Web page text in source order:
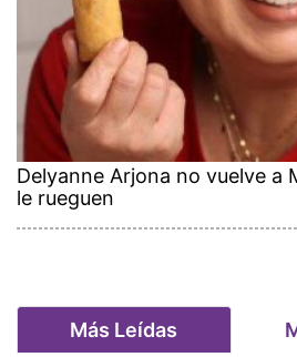
Delyanne Arjona no vuelve a
le rueguen
Más Leídas